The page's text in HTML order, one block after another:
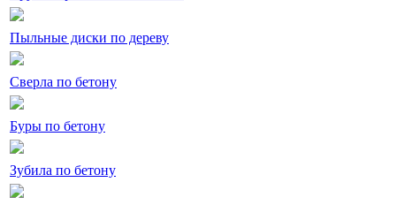
Пыльные диски по дереву
Сверла по бетону
Буры по бетону
Зубила по бетону